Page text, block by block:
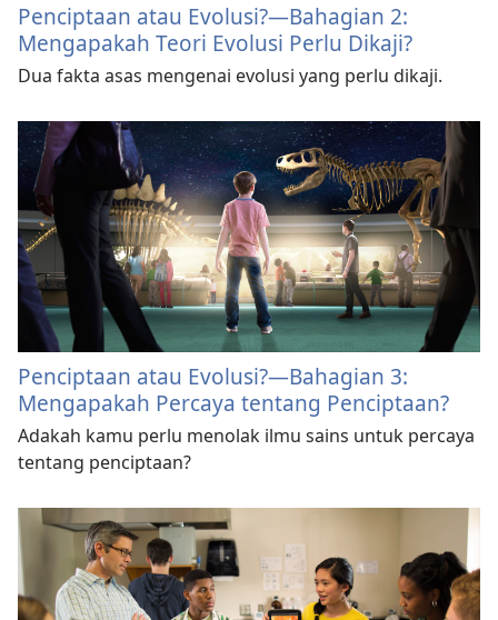
Penciptaan atau Evolusi?​—Bahagian 2:
Mengapakah Teori Evolusi Perlu Dikaji?
Dua fakta asas mengenai evolusi yang perlu dikaji.
Penciptaan atau Evolusi?​—Bahagian 3:
Mengapakah Percaya tentang Penciptaan?
Adakah kamu perlu menolak ilmu sains untuk percaya
tentang penciptaan?